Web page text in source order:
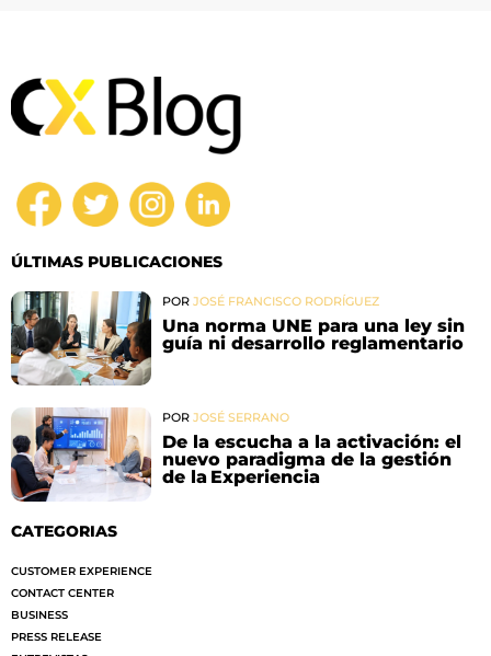
ÚLTIMAS PUBLICACIONES
POR JOSÉ FRANCISCO RODRÍGUEZ
Una norma UNE para una ley sin
guía ni desarrollo reglamentario
POR JOSÉ SERRANO
De la escucha a la activación: el
nuevo paradigma de la gestión
de la Experiencia
CATEGORIAS
CUSTOMER EXPERIENCE
CONTACT CENTER
BUSINESS
PRESS RELEASE